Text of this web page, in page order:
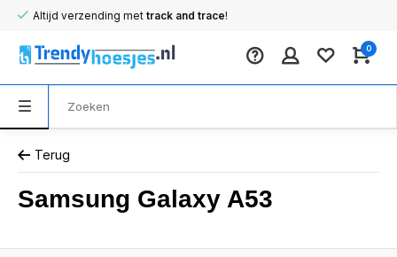
Altijd verzending met track and trace!
0
Terug
Samsung Galaxy A53